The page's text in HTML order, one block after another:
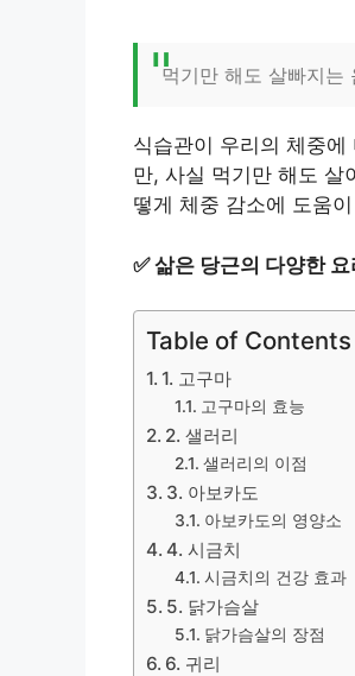
먹기만 해도 살빠지는
식습관이 우리의 체중
만, 사실 먹기만 해도 살
떻게 체중 감소에 도움
✅삶은 당근의 다양한
Table of Contents
1. 고구마
고구마의 효능
2. 샐러리
샐러리의 이점
3. 아보카도
아보카도의 영양소
4. 시금치
시금치의 건강 효과
5. 닭가슴살
닭가슴살의 장점
6. 귀리